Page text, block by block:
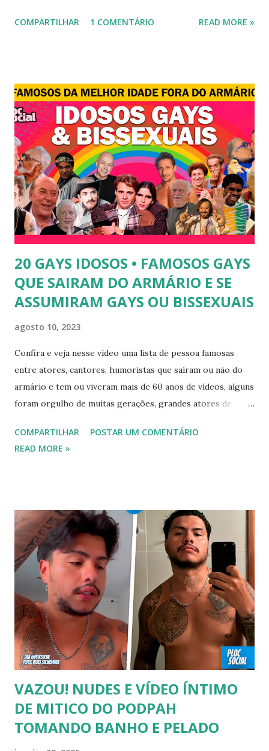
transexual, Britney. 2) Lea T é uma famosa modelo
disse, ainda, que realizou a cirurgia em busca de ser feliz, e
não para agradar a um homem. 3) Léo Aquilla - Apresenta o
programa "A Tarde é Sua", na Rede TV, ao lado de Sonia
Abrão. A loira também participou do reality show "A
Fazenda", exibido pela Record TV. 4) Thalita Zampirolli -
Thalita Zampirolli é modelo, atriz e empresária. A loira
alcançou a fama após ser apontada como affair do ex-
jogador Romário. 5) Ariadna Arantes - Ariadna Arantes
ficou nacionalmente conhecida após sua ...
COMPARTILHAR 1 COMENTÁRIO READ MORE »
20 GAYS IDOSOS • FAMOSOS GAYS
QUE SAIRAM DO ARMÁRIO E SE
ASSUMIRAM GAYS OU BISSEXUAIS
agosto 10, 2023
Confira e veja nesse vídeo uma lista de pessoa famosas
entre atores, cantores, humoristas que saíram ou não do
armário e tem ou viveram mais de 60 anos de vídeos, alguns
foram orgulho de muitas gerações, grandes atores de
foram gays, bissexuais ou algo mais. 20 GAYS IDOSOS •
FAMOSOS GAYS QUE SAIRAM DO ARMÁRIO E SE
00:04 Abertura do vídeo: 00:15 AVISO 00:18 Não é
recomendado “retirar alguém do armário”, sexualidade e
tempo é algo particular de cada indivíduo, cabendo somente
a ele sair ou não. As pessoas mencionadas nesse vídeo
escolheram ser públicas e antes deste TODAS já tiveram a
sexualidade exposta. MAIORES DE 60 ANOS Tuca Andrada
00:41 Famosos foi flagrado beijando outro homem no
carnaval do Rio Alexandre Frota 00:56 Ator se diz hetero,
mas fez filmes com tr...
COMPARTILHAR
POSTAR UM COMENTÁRIO
READ MORE »
VAZOU! NUDES E VÍDEO ÍNTIMO
DE MITICO DO PODPAH
TOMANDO BANHO E PELADO